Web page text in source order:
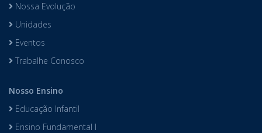
Nossa Evolução
Unidades
Eventos
Trabalhe Conosco
Nosso Ensino
Educação Infantil
Ensino Fundamental I